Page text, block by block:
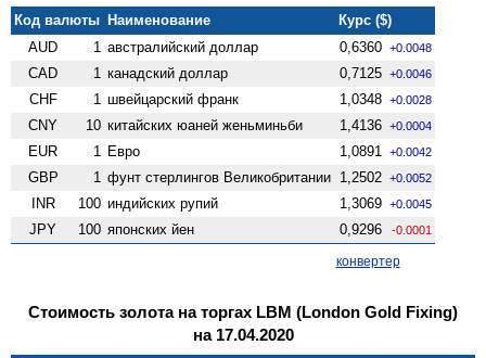
Код валюты Наименование
Курс ($)
AUD
1 австралийский доллар 0,6360 +0.0048
CAD 1 канадский доллар 0,7125 +0.0046
CHF 1 швейцарский франк 1,0348 +0.0028
CNY 10 китайских юаней женьминьби 1,4136 +0.0004
EUR 1 Евро 1,0891 +0.0042
GBP 1 фунт стерлингов Велико­британии 1,2502 +0.0052
INR 100 индийских рупий 1,3069 +0.0045
JPY 100 японских йен 0,9296 -0.0001
конвертер
Стоимость золота на торгах LBM (London Gold Fixing)
на 17.04.2020